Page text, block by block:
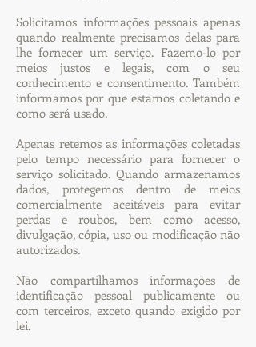
Solicitamos informações pessoais apenas
quando realmente precisamos delas para
lhe fornecer um serviço. Fazemo-lo por
meios justos e legais, com o seu
conhecimento e consentimento. Também
informamos por que estamos coletando e
como será usado.
Apenas retemos as informações coletadas
pelo tempo necessário para fornecer o
serviço solicitado. Quando armazenamos
dados, protegemos dentro de meios
comercialmente aceitáveis ​​para evitar
perdas e roubos, bem como acesso,
divulgação, cópia, uso ou modificação não
autorizados.
Não compartilhamos informações de
identificação pessoal publicamente ou
com terceiros, exceto quando exigido por
lei.